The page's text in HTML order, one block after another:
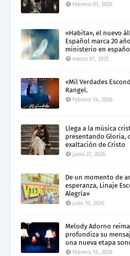
febrero 01, 2026
«Habita», el nuevo
Español marca 20
ministerio en
marzo 01, 2025
«Mil Verdades
Rangel.
febrero 14, 2026
Llega a la música
presentando Gloria,
exaltación de Cristo
junio 27, 2026
De un momento de
esperanza, Linaje
Alegría»
julio 10, 2026
Melody Adorno
profundiza su
una nueva etapa
febrero 16, 2026